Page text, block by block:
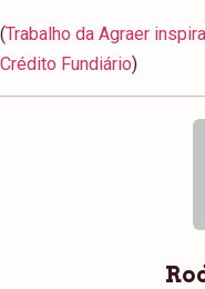
(Trabalho da Agraer
Crédito Fundiário)